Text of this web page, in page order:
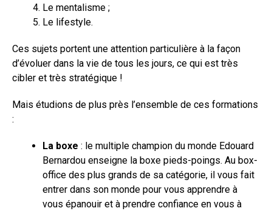
Le mentalisme ;
Le lifestyle.
Ces sujets portent une attention particulière à la façon
d’évoluer dans la vie de tous les jours, ce qui est très
cibler et très stratégique !
Mais étudions de plus près l’ensemble de ces formations
:
La boxe : le multiple champion du monde Edouard
Bernardou enseigne la boxe pieds-poings. Au box-
office des plus grands de sa catégorie, il vous fait
entrer dans son monde pour vous apprendre à
vous épanouir et à prendre confiance en vous à